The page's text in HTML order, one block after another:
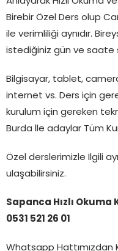
Birebir Özel Ders olup
ile verimliliği aynıdır.
istediğiniz gün ve saate
Bilgisayar, tablet,
internet vs. Ders için
kurulum için gereken
Burda İle adaylar Tüm
Özel derslerimizle İlgili
ulaşabilirsiniz.
Sapanca Hızlı
0531 521 26 01
Whatsapp Hattımızdan